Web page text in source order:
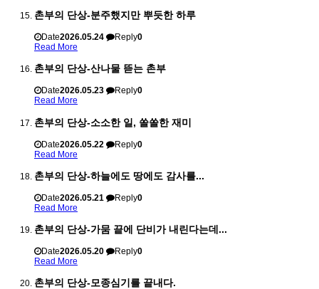
촌부의 단상-분주했지만 뿌듯한 하루
Date2026.05.24 Reply0
Read More
촌부의 단상-산나물 뜯는 촌부
Date2026.05.23 Reply0
Read More
촌부의 단상-소소한 일, 쏠쏠한 재미
Date2026.05.22 Reply0
Read More
촌부의 단상-하늘에도 땅에도 감사를...
Date2026.05.21 Reply0
Read More
촌부의 단상-가뭄 끝에 단비가 내린다는데...
Date2026.05.20 Reply0
Read More
촌부의 단상-모종심기를 끝내다.